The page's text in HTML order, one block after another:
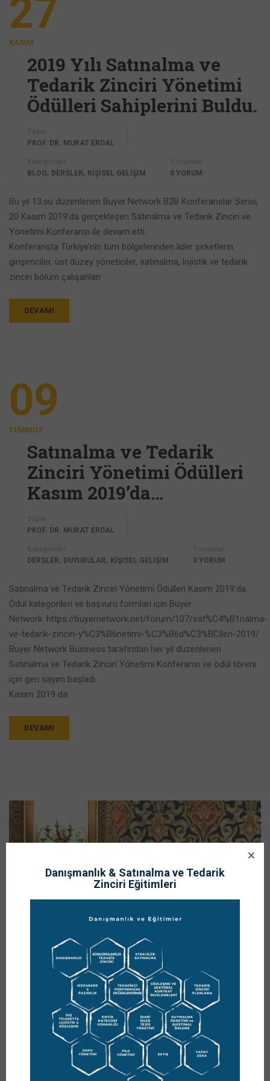
27
KASIM
2019 Yılı Satınalma ve
Tedarik Zinciri Yönetimi
Ödülleri Sahiplerini Buldu.
PROF. DR. MURAT ERDAL
BLOG, DERSLER, KİŞİSEL GELİŞİM
0 YORUM
Bu yıl 13.sü düzenlenen Buyer Network B2B Konferanslar Serisi,
20 Kasım 2019’da gerçekleşen Satınalma ve Tedarik Zinciri ve
Yönetimi Konferansı ile devam etti.
Konferansta Türkiye’nin tüm bölgelerinden lider şirketlerin
girişimciler, üst düzey yöneticiler, satınalma, lojistik ve tedarik
zinciri bölüm çalışanları
DEVAMI
09
TEMMUZ
Satınalma ve Tedarik
Zinciri Yönetimi Ödülleri
Kasım 2019’da…
PROF. DR. MURAT ERDAL
DERSLER, DUYURULAR, KİŞİSEL GELİŞİM
0 YORUM
Satınalma ve Tedarik Zinciri Yönetimi Ödülleri Kasım 2019’da.
Ödül kategorileri ve başvuru formları için Buyer
Network. https://buyernetwork.net/forum/107/sat%C4%B1nalma-
ve-tedarik-zinciri-y%C3%B6netimi-%C3%B6d%C3%BClleri-2019/
Buyer Network Business tarafından her yıl düzenlenen
Satınalma ve Tedarik Zinciri Yönetimi Konferansı ve ödül töreni
için geri sayım başladı.
Kasım 2019 da
DEVAMI
Danışmanlık & Satınalma ve Tedarik
Zinciri Eğitimleri